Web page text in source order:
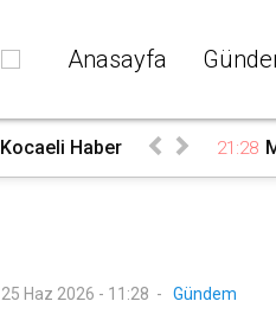
Anasayfa
Kocaeli Haber 21:28
25 Haz 2026 - 11:28 - Gündem